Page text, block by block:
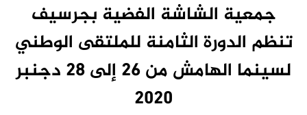
جمعية الشاشة الفضية بجرسيف
تنظم الدورة الثامنة للملتقى الوطني
لسينما الهامش من 26 إلى 28 دجنبر
2020